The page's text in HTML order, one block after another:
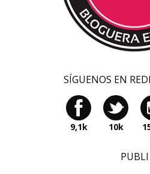
SÍGUENOS EN
9,1k 10k
PUBLI